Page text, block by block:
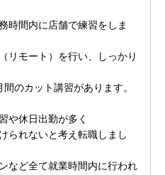
時間内に店舗で練習をしま
リモート）を行い、しっかり
のカット講習があります。
や休日出勤が多く
られないと考え転職しまし
など全て就業時間内に行われ